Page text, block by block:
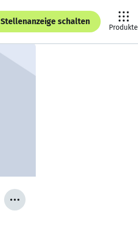
Stellenanzeige schalten
Produkte